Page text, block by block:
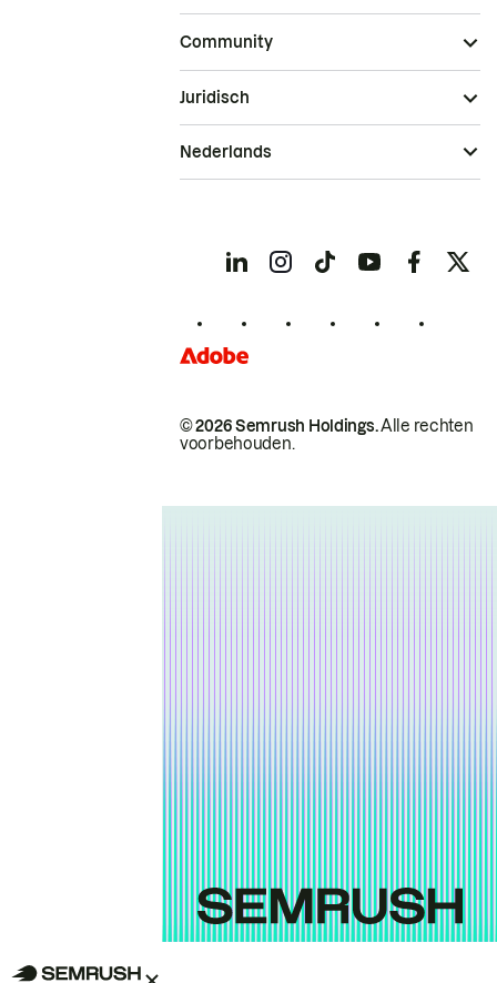
Community
© 2026 Semrush Holdings.Alle rechten
voorbehouden.
Juridisch
Nederlands